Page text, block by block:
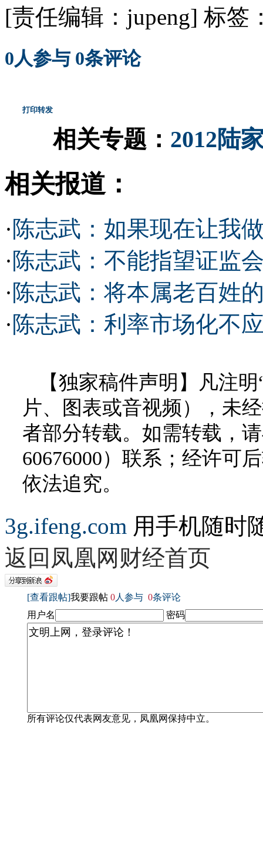
[责任编辑：jupeng] 标签
0人参与 0条评论
打印转发
相关专题： 2012陆
相关报道：
·陈志武：如果现在让我
·陈志武：不能指望证监
·陈志武：将本属老百姓
·陈志武：利率市场化不
【独家稿件声明】凡注
片、图表或音视频），未
者部分转载。如需转载，
60676000）联系；经许可
依法追究。
3g.ifeng.com 用手机随时
返回凤凰网财经首页
[查看跟帖]我要跟帖 0人参与 0条评论
用户名
密码
所有评论仅代表网友意见，凤凰网保持中立。